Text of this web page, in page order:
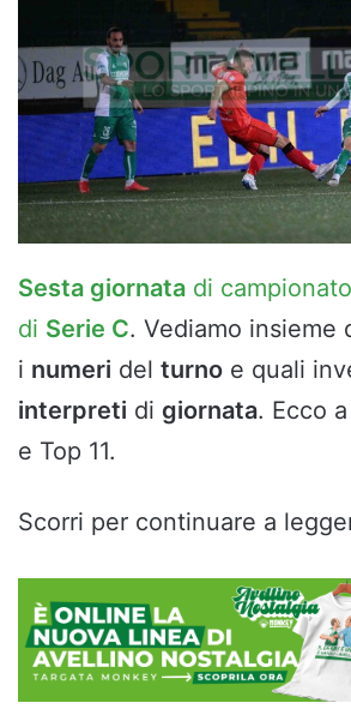
Sesta giornata di
di Serie C. Vediamo insieme
i numeri del turno e quali
interpreti di giornata. Ecco
e Top 11.
Scorri per continuare a